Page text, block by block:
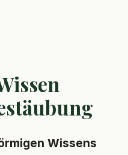
Wissens